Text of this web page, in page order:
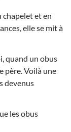
chapelet et en
elle se mit à
quand un obus
père. Voilà une
devenus
les obus